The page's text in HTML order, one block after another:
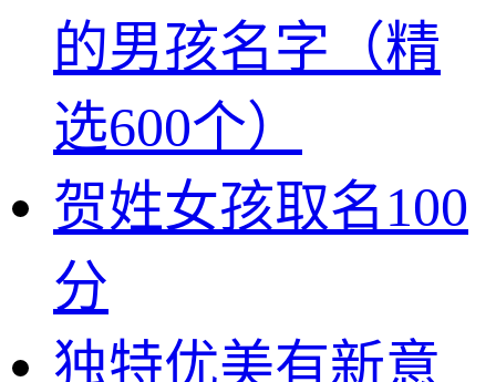
的男孩名字（精
选600个）
贺姓女孩取名100
分
独特优美有新意